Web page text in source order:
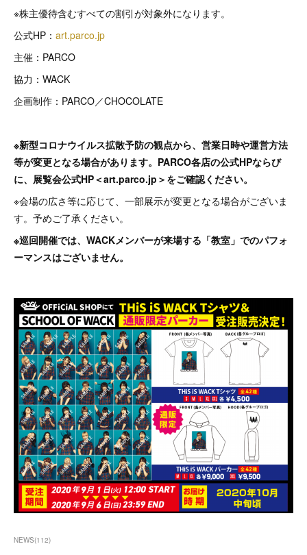
※株主優待含むすべての割引が対象外になります。
公式HP： art.parco.jp
主催：PARCO
協力：WACK
企画制作：PARCO／CHOCOLATE
※新型コロナウイルス拡散予防の観点から、営業日時や運営方法
等が変更となる場合があります。PARCO各店の公式HPならび
に、展覧会公式HP＜art.parco.jp＞をご確認ください。
※会場の広さ等に応じて、一部展示が変更となる場合がございま
す。予めご了承ください。
※巡回開催では、WACKメンバーが来場する「教室」でのパフォ
ーマンスはございません。
NEWS(112)